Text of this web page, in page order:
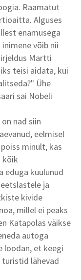
Raamatut
Alguses
enamusega
võib nii
Martti
teisi aidata, kui
Ühe
sai Nobeli
nad siin
eelmisel
minult, kas
kõik
eduga kuulunud
ja
kivide
millel ei peaks
Katapolas väikse
autoga
loodan, et keegi
lähevad